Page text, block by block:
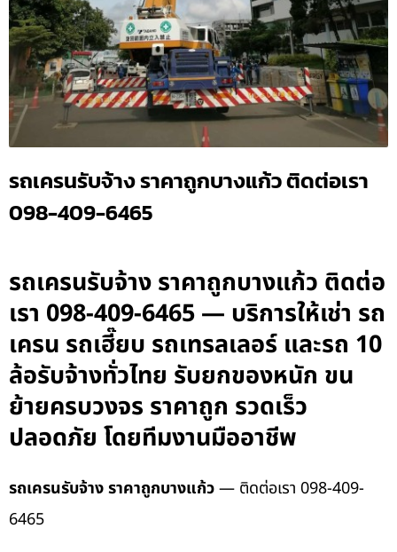
รถเครนรับจ้าง ราคาถูกบางแก้ว ติดต่อเรา
098-409-6465
รถเครนรับจ้าง ราคาถูกบางแก้ว ติดต่อ
เรา 098-409-6465 — บริการให้เช่า รถ
เครน รถเฮี๊ยบ รถเทรลเลอร์ และรถ 10
ล้อรับจ้างทั่วไทย รับยกของหนัก ขน
ย้ายครบวงจร ราคาถูก รวดเร็ว
ปลอดภัย โดยทีมงานมืออาชีพ
รถเครนรับจ้าง ราคาถูกบางแก้ว— ติดต่อเรา 098-409-
6465